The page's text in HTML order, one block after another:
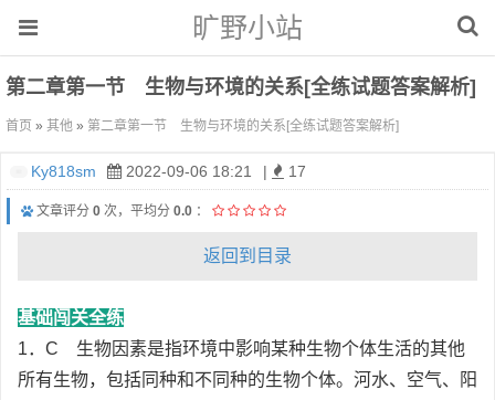
旷野小站
第二章第一节 生物与环境的关系[全练试题答案解析]
首页 » 其他 » 第二章第一节 生物与环境的关系[全练试题答案解析]
Ky818sm 2022-09-06 18:21 | 17
文章评分 0 次，平均分 0.0 ：
返回到目录
基础闯关全练
1．C 生物因素是指环境中影响某种生物个体生活的其他
所有生物，包括同种和不同种的生物个体。河水、空气、阳